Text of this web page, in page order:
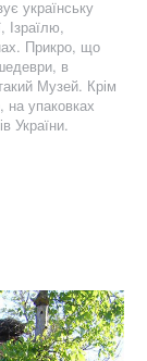
українську
Ізраїлю,
Прикро, що
в
Музей. Крім
на упаковках
України.